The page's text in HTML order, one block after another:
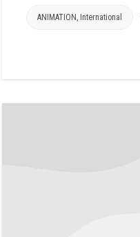
ANIMATION International